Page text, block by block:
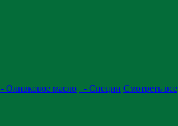
- Оливковое масло - Специи Смотреть все